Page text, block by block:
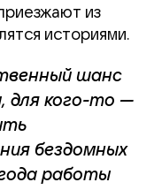
из
историями.
шанс
для кого-то —
бездомных
работы